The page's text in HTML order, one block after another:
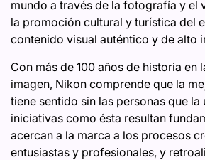
mundo a través de la fotografía y el
la promoción cultural y turística del
contenido visual auténtico y de alto
Con más de 100 años de historia en
imagen, Nikon comprende que la
tiene sentido sin las personas que la
iniciativas como ésta resultan
acercan a la marca a los procesos
entusiastas y profesionales, y